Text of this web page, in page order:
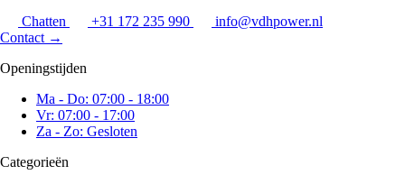
Chatten +31 172 235 990
info@vdhpower.nl
Contact →
Openingstijden
Ma - Do: 07:00 - 18:00
Vr: 07:00 - 17:00
Za - Zo: Gesloten
Categorieën